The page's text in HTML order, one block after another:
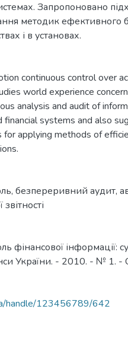
Запропоновано
методик ефективного
і в установах.
continuous control over
world experience
analysis and audit of
financial systems and also
applying methods of
, безпереривний аудит,
фінансової інформації:
України. - 2010. - № 1. -
handle/123456789/642